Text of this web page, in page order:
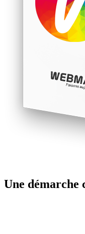
Une démarche